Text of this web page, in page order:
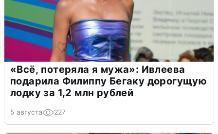
«Всё, потеряла я мужа»: Ивлеева
подарила Филиппу Бегаку дорогущую
лодку за 1,2 млн рублей
5 августа 227